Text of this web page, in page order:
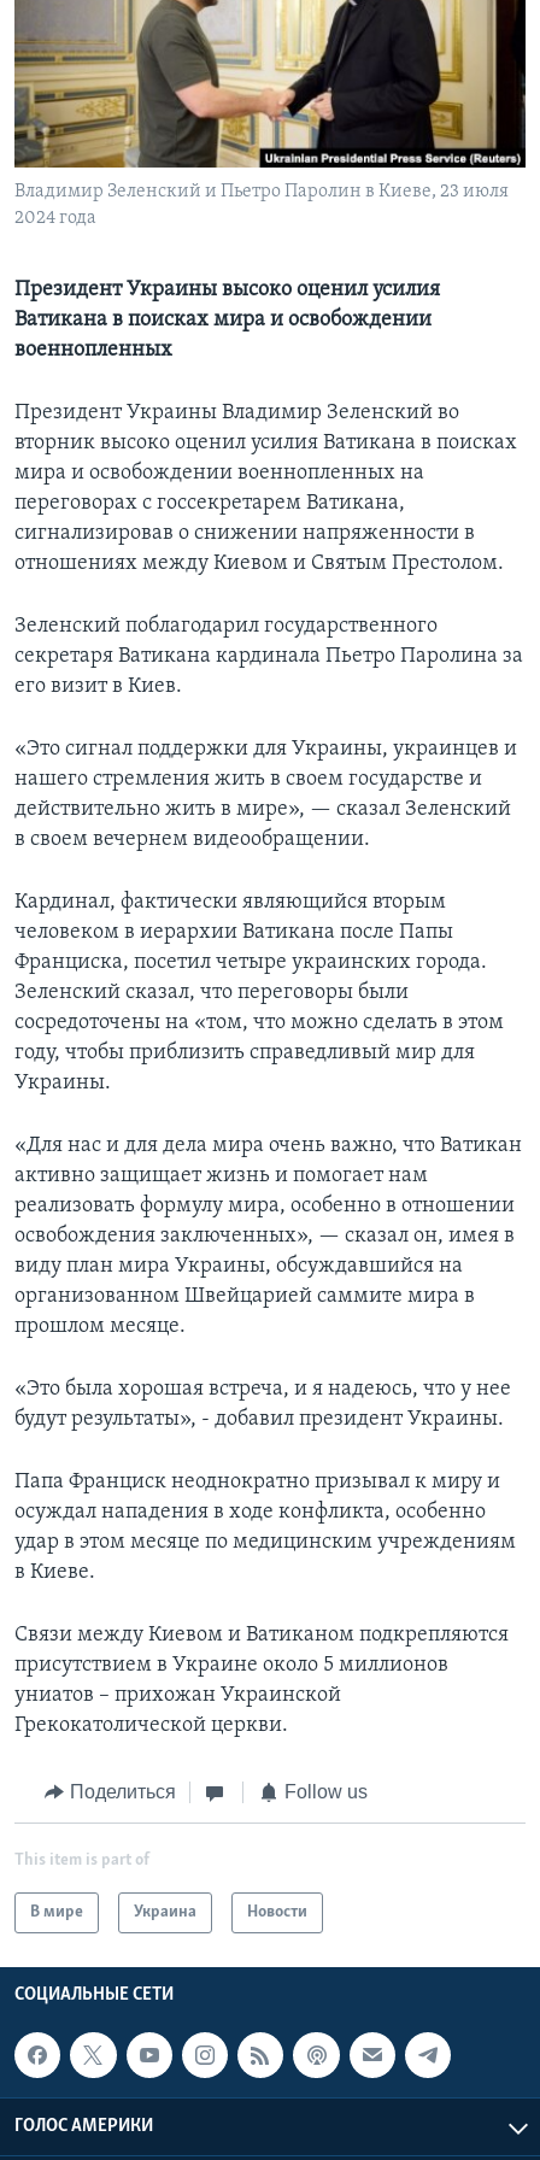
Learning English
СОЦИАЛЬНЫЕ СЕТИ
Языки
Владимир Зеленский и Пьетро Паролин в Киеве, 23 июля
2024 года
Президент Украины высоко оценил усилия
Ватикана в поисках мира и освобождении
военнопленных
Президент Украины Владимир Зеленский во
вторник высоко оценил усилия Ватикана в поисках
мира и освобождении военнопленных на
переговорах с госсекретарем Ватикана,
сигнализировав о снижении напряженности в
отношениях между Киевом и Святым Престолом.
Зеленский поблагодарил государственного
секретаря Ватикана кардинала Пьетро Паролина за
его визит в Киев.
«Это сигнал поддержки для Украины, украинцев и
нашего стремления жить в своем государстве и
действительно жить в мире», — сказал Зеленский
в своем вечернем видеообращении.
Кардинал, фактически являющийся вторым
человеком в иерархии Ватикана после Папы
Франциска, посетил четыре украинских города.
Зеленский сказал, что переговоры были
сосредоточены на «том, что можно сделать в этом
году, чтобы приблизить справедливый мир для
Украины.
«Для нас и для дела мира очень важно, что Ватикан
активно защищает жизнь и помогает нам
реализовать формулу мира, особенно в отношении
освобождения заключенных», — сказал он, имея в
виду план мира Украины, обсуждавшийся на
организованном Швейцарией саммите мира в
прошлом месяце.
«Это была хорошая встреча, и я надеюсь, что у нее
будут результаты», - добавил президент Украины.
Папа Франциск неоднократно призывал к миру и
осуждал нападения в ходе конфликта, особенно
удар в этом месяце по медицинским учреждениям
в Киеве.
Связи между Киевом и Ватиканом подкрепляются
присутствием в Украине около 5 миллионов
униатов – прихожан Украинской
Грекокатолической церкви.
Поделиться Follow us
This item is part of
В мире Украина Новости
СОЦИАЛЬНЫЕ СЕТИ
ГОЛОС АМЕРИКИ